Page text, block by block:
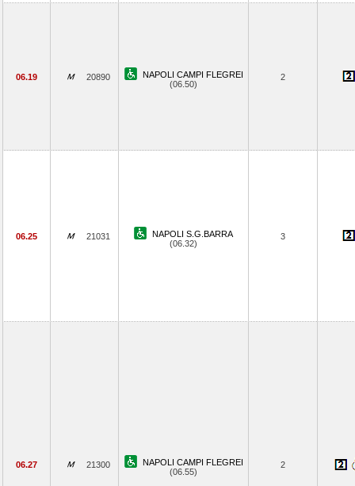
06.19 20890
NAPOLI CAMPI FLEGREI
(06.50)
2
06.25 21031
NAPOLI S.G.BARRA
(06.32)
3
06.27 21300
NAPOLI CAMPI FLEGREI
(06.55)
2